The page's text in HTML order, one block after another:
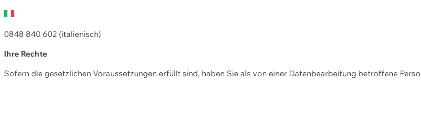
0848 840 602 (italienisch)
Ihre Rechte
Sofern die gesetzlichen Voraussetzungen erfüllt sind, haben Sie als von einer Datenbearbeitung betroffene